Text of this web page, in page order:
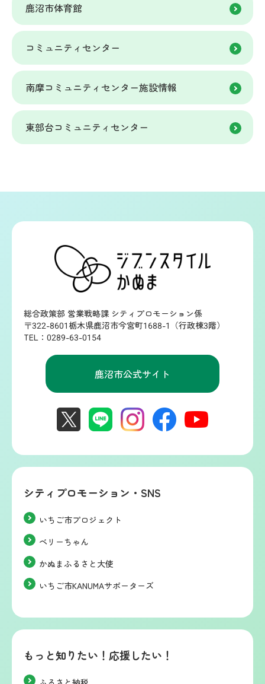
鹿沼市体育館
コミュニティセンター
南摩コミュニティセンター施設情報
東部台コミュニティセンター
総合政策部 営業戦略課 シティプロモーション係
〒322-8601栃木県鹿沼市今宮町1688-1（行政棟3階）
TEL：0289-63-0154
鹿沼市公式サイト
シティプロモーション・SNS
いちご市プロジェクト
ベリーちゃん
かぬまふるさと大使
いちご市KANUMAサポーターズ
もっと知りたい！応援したい！